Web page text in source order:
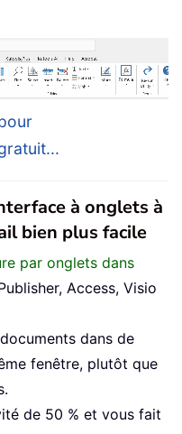
à onglets à
bien plus facile
par onglets dans
Access, Visio
dans de
fenêtre, plutôt que
de 50 % et vous fait